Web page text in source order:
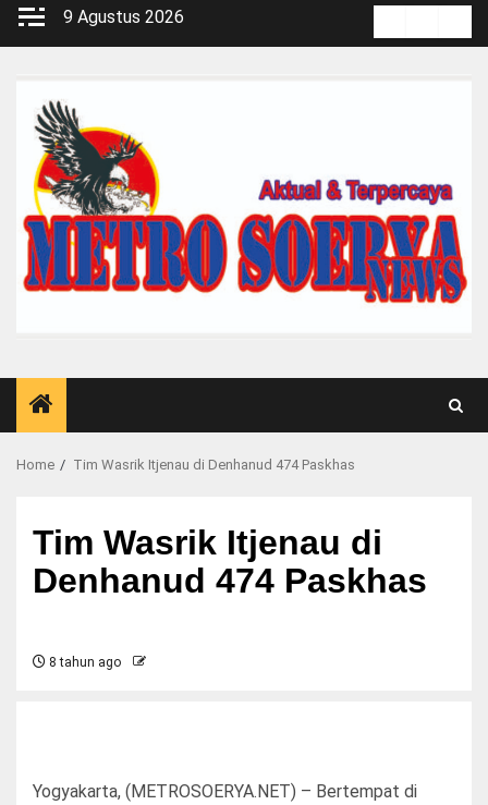
Skip
9 Agustus 2026
Media
Home Tim Wasrik Itjenau di Denhanud 474 Paskhas
Tim Wasrik Itjenau di
Denhanud 474 Paskhas
8 tahun ago
Yogyakarta, (METROSOERYA.NET) – Bertempat di